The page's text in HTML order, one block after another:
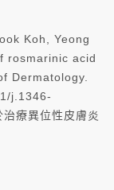
Koh, Yeong
rosmarinic acid
Dermatology.
j.1346-
療異位性皮膚炎